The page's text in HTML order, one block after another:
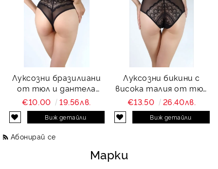
Луксозни бразилиани
от тюл и дантела
Charity
€10.00 19.56лв.
Виж детайли
Луксозни бикини с
висока талия от тюл
и дантела Charity
€13.50 26.40лв.
Виж детайли
Абонирай се
Марки